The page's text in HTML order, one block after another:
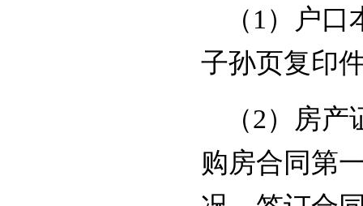
（1）户
子孙页复印
（2）房
购房合同第